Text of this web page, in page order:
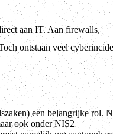
aan IT. Aan firewalls,
ontstaan veel
een belangrijke rol.
ook onder NIS2